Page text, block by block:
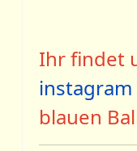
Ihr findet
instagram
blauen